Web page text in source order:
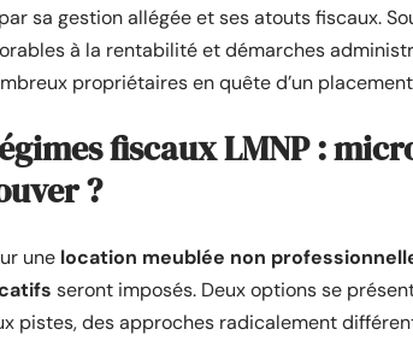
sa gestion allégée et ses atouts fiscaux.
à la rentabilité et démarches
propriétaires en quête d’un
fiscaux LMNP :
?
une location meublée non
seront imposés. Deux options se
pistes, des approches radicalement